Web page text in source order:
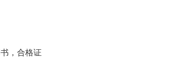
，合格证